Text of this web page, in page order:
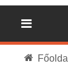
Főoldal